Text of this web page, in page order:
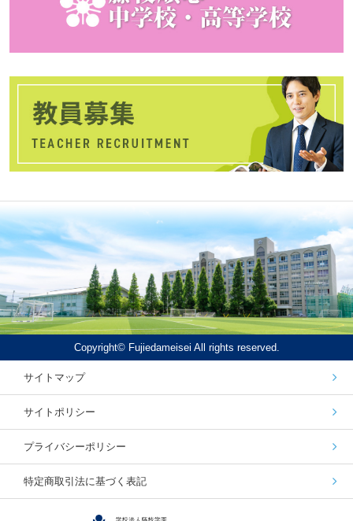
Copyright© Fujiedameisei All rights reserved.
サイトマップ
サイトポリシー
プライバシーポリシー
特定商取引法に基づく表記